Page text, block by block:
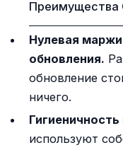
Преимущества
Нулевая
обновления.
обновление
ничего.
используют